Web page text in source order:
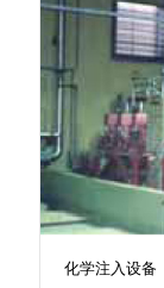
化学注入设备